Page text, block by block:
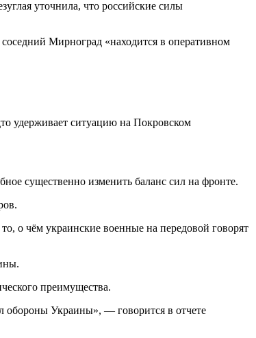
уточнила, что российские силы
Мирноград «находится в оперативном
удерживает ситуацию на Покровском
существенно изменить баланс сил на фронте.
о чём украинские военные на передовой говорят
преимущества.
обороны Украины», — говорится в отчете